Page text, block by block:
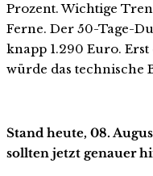
Prozent. Wichtige
Ferne. Der 50-Tage-
knapp 1.290 Euro.
würde das technische
Stand heute, 08.
sollten jetzt genauer